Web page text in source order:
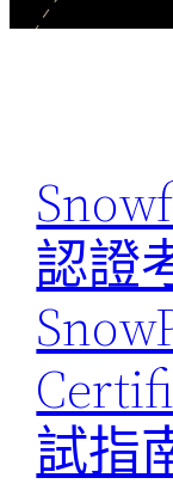
認證
試指